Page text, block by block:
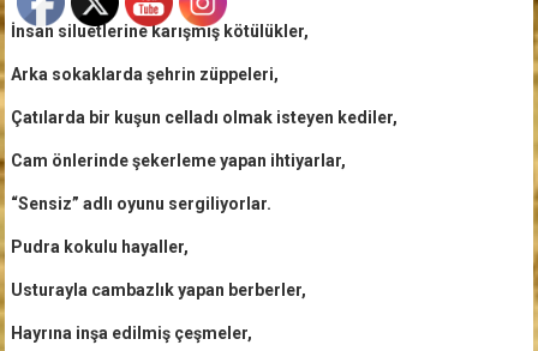
İnsan siluetlerine karışmış kötülükler,
Arka sokaklarda şehrin züppeleri,
Çatılarda bir kuşun celladı olmak isteyen kediler,
Cam önlerinde şekerleme yapan ihtiyarlar,
“Sensiz” adlı oyunu sergiliyorlar.
Pudra kokulu hayaller,
Usturayla cambazlık yapan berberler,
Hayrına inşa edilmiş çeşmeler,